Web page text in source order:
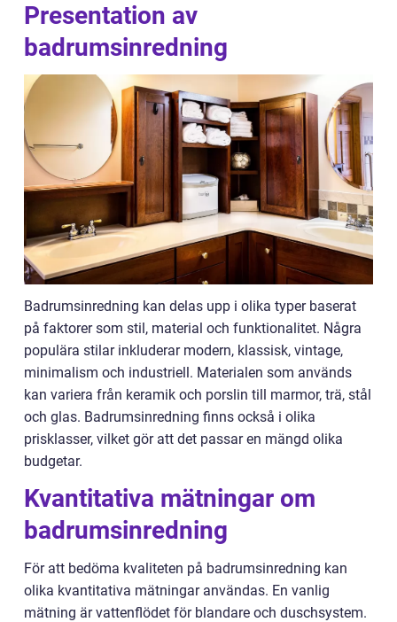
Presentation av
badrumsinredning
Badrumsinredning kan delas upp i olika typer baserat
på faktorer som stil, material och funktionalitet. Några
populära stilar inkluderar modern, klassisk, vintage,
minimalism och industriell. Materialen som används
kan variera från keramik och porslin till marmor, trä, stål
och glas. Badrumsinredning finns också i olika
prisklasser, vilket gör att det passar en mängd olika
budgetar.
Kvantitativa mätningar om
badrumsinredning
För att bedöma kvaliteten på badrumsinredning kan
olika kvantitativa mätningar användas. En vanlig
mätning är vattenflödet för blandare och duschsystem.